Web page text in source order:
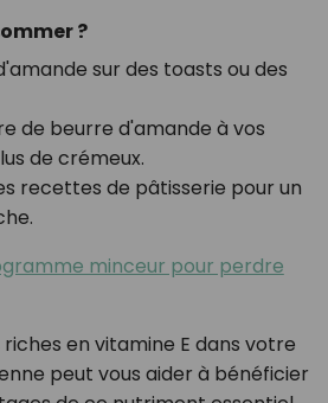
?
sur des toasts ou des
de beurre d'amande à vos
de crémeux.
recettes de pâtisserie pour un
minceur pour perdre
en vitamine E dans votre
peut vous aider à bénéficier